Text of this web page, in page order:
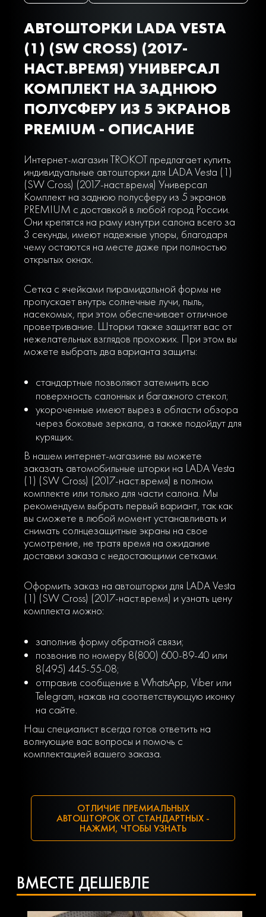
АВТОШТОРКИ LADA VESTA
(1) (SW CROSS) (2017-
НАСТ.ВРЕМЯ) УНИВЕРСАЛ
КОМПЛЕКТ НА ЗАДНЮЮ
ПОЛУСФЕРУ ИЗ 5 ЭКРАНОВ
PREMIUM - ОПИСАНИЕ
Интернет-магазин TROKOT предлагает купить
индивидуальные автошторки для LADA Vesta (1)
(SW Cross) (2017-наст.время) Универсал
Комплект на заднюю полусферу из 5 экранов
PREMIUM с доставкой в любой город России.
Они крепятся на раму изнутри салона всего за
3 секунды, имеют надежные упоры, благодаря
чему остаются на месте даже при полностью
открытых окнах.
Сетка с ячейками пирамидальной формы не
пропускает внутрь солнечные лучи, пыль,
насекомых, при этом обеспечивает отличное
проветривание. Шторки также защитят вас от
нежелательных взглядов прохожих. При этом вы
можете выбрать два варианта защиты:
стандартные позволяют затемнить всю
поверхность салонных и багажного стекол;
укороченные имеют вырез в области обзора
через боковые зеркала, а также подойдут для
курящих.
В нашем интернет-магазине вы можете
заказать автомобильные шторки на LADA Vesta
(1) (SW Cross) (2017-наст.время) в полном
комплекте или только для части салона. Мы
рекомендуем выбрать первый вариант, так как
вы сможете в любой момент устанавливать и
снимать солнцезащитные экраны на свое
усмотрение, не тратя время на ожидание
доставки заказа с недостающими сетками.
Оформить заказ на автошторки для LADA Vesta
(1) (SW Cross) (2017-наст.время) и узнать цену
комплекта можно:
заполнив форму обратной связи;
позвонив по номеру 8(800) 600-89-40 или
8(495) 445-55-08;
отправив сообщение в WhatsApp, Viber или
Telegram, нажав на соответствующую иконку
на сайте.
Наш специалист всегда готов ответить на
волнующие вас вопросы и помочь с
комплектацией вашего заказа.
ОТЛИЧИЕ ПРЕМИАЛЬНЫХ
АВТОШТОРОК ОТ СТАНДАРТНЫХ -
НАЖМИ, ЧТОБЫ УЗНАТЬ
ВМЕСТЕ ДЕШЕВЛЕ